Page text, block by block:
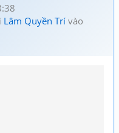
Lâm Quyền Trí vào